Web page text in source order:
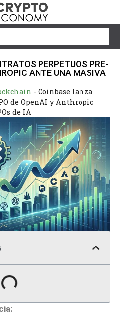
PERPETUOS PRE-
ANTE UNA MASIVA
- Coinbase lanza
de OpenAI y Anthropic
de IA